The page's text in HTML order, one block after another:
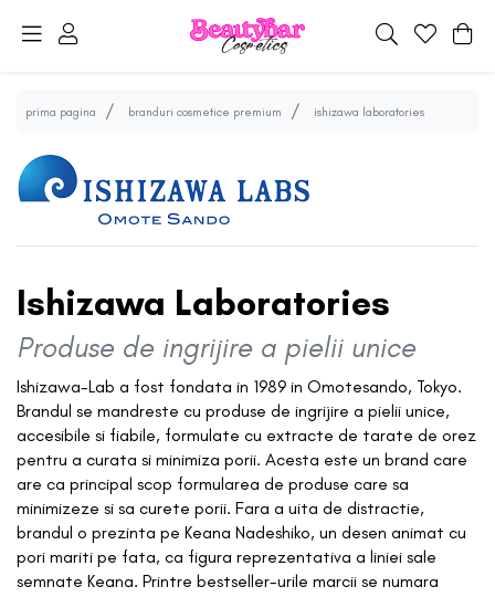
prima pagina branduri cosmetice premium ishizawa laboratories
Ishizawa Laboratories
Produse de ingrijire a pielii unice
Ishizawa-Lab a fost fondata in 1989 in Omotesando, Tokyo.
Brandul se mandreste cu produse de ingrijire a pielii unice,
accesibile si fiabile, formulate cu extracte de tarate de orez
pentru a curata si minimiza porii. Acesta este un brand care
are ca principal scop formularea de produse care sa
minimizeze si sa curete porii. Fara a uita de distractie,
brandul o prezinta pe Keana Nadeshiko, un desen animat cu
pori mariti pe fata, ca figura reprezentativa a liniei sale
semnate Keana. Printre bestseller-urile marcii se numara